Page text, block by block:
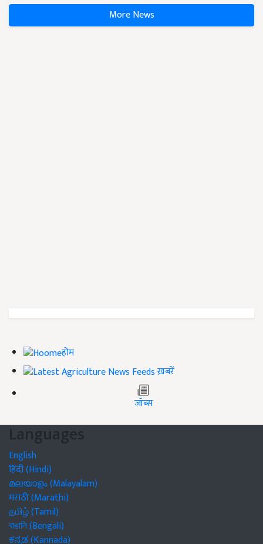
More News
होम
ख़बरें
जॉब्स
Languages
English
हिंदी (Hindi)
മലയാളം (Malayalam)
मराठी (Marathi)
தமிழ் (Tamil)
বাঙালি (Bengali)
ಕನ್ನಡ (Kannada)